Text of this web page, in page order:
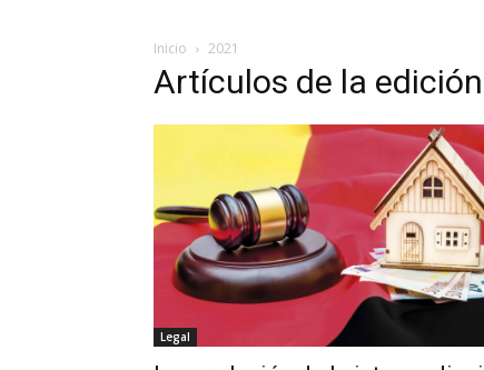
Inicio 2021
Artículos de la
Legal